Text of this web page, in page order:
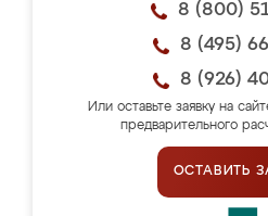
8 (800)
8 (495)
8 (926)
Или оставьте заявку на
предварительного
ОСТАВИТЬ